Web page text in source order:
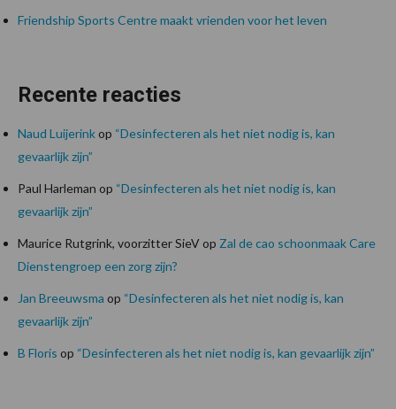
Friendship Sports Centre maakt vrienden voor het leven
Recente reacties
Naud Luijerinkop “Desinfecteren als het niet nodig is, kan
gevaarlijk zijn”
Paul Harleman op “Desinfecteren als het niet nodig is, kan
gevaarlijk zijn”
Maurice Rutgrink, voorzitter SieVop Zal de cao schoonmaak Care
Dienstengroep een zorg zijn?
Jan Breeuwsma op “Desinfecteren als het niet nodig is, kan
gevaarlijk zijn”
B Floris op “Desinfecteren als het niet nodig is, kan gevaarlijk zijn”